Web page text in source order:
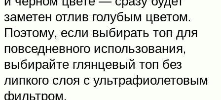
заметен отлив голубым цветом.
Поэтому, если выбирать топ для
повседневного использования,
выбирайте глянцевый топ без
липкого слоя с ультрафиолетовым
фильтром.